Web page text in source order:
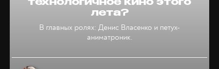
технологичное кино этого
лета?
В главных ролях: Денис Власенко и петух-
аниматроник.